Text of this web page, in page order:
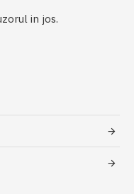
in jos.